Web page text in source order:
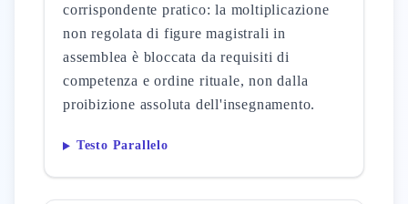
corrispondente pratico: la moltiplicazione
non regolata di figure magistrali in
assemblea è bloccata da requisiti di
competenza e ordine rituale, non dalla
proibizione assoluta dell'insegnamento.
Testo Parallelo